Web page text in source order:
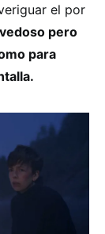
el por
pero
para